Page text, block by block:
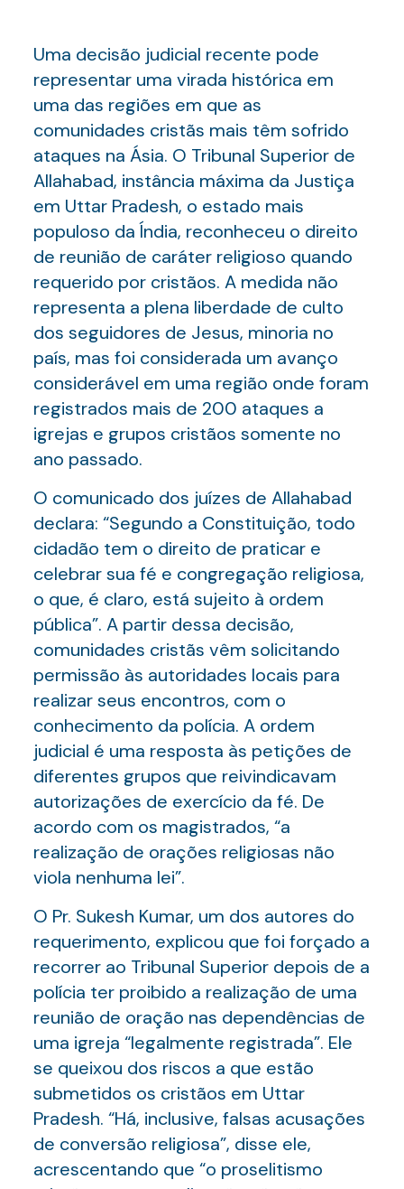
Uma decisão judicial recente pode
representar uma virada histórica em
uma das regiões em que as
comunidades cristãs mais têm sofrido
ataques na Ásia. O Tribunal Superior de
Allahabad, instância máxima da Justiça
em Uttar Pradesh, o estado mais
populoso da Índia, reconheceu o direito
de reunião de caráter religioso quando
requerido por cristãos. A medida não
representa a plena liberdade de culto
dos seguidores de Jesus, minoria no
país, mas foi considerada um avanço
considerável em uma região onde foram
registrados mais de 200 ataques a
igrejas e grupos cristãos somente no
ano passado.
O comunicado dos juízes de Allahabad
declara: “Segundo a Constituição, todo
cidadão tem o direito de praticar e
celebrar sua fé e congregação religiosa,
o que, é claro, está sujeito à ordem
pública”. A partir dessa decisão,
comunidades cristãs vêm solicitando
permissão às autoridades locais para
realizar seus encontros, com o
conhecimento da polícia. A ordem
judicial é uma resposta às petições de
diferentes grupos que reivindicavam
autorizações de exercício da fé. De
acordo com os magistrados, “a
realização de orações religiosas não
viola nenhuma lei”.
O Pr. Sukesh Kumar, um dos autores do
requerimento, explicou que foi forçado a
recorrer ao Tribunal Superior depois de a
polícia ter proibido a realização de uma
reunião de oração nas dependências de
uma igreja “legalmente registrada”. Ele
se queixou dos riscos a que estão
submetidos os cristãos em Uttar
Pradesh. “Há, inclusive, falsas acusações
de conversão religiosa”, disse ele,
acrescentando que “o proselitismo